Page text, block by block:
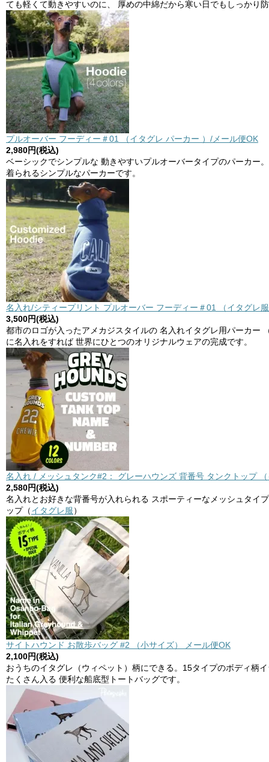
ても軽くて動きやすいのに、 厚めの中綿だから寒い日でもしっかり
プルオーバー フーディー＃01 （イタグレ パーカー ）/メール便OK
2,980円(税込)
ベーシックでシンプルな 動きやすいプルオーバータイプのパーカー
着られるシンプルなパーカーです。
名入れ/シティープリント プルオーバー フーディー＃01 （イタグレ
3,500円(税込)
都市のロゴが入ったアメカジスタイルの 名入れイタグレ用パーカー
に名入れをすれば 世界にひとつのオリジナルウェアの完成です。
名入れ / メッシュタンク#2： グレーハウンズ 背番号 タンクトップ
2,580円(税込)
名入れとお好きな背番号が入れられる スポーティーなメッシュタイ
ップ（イタグレ服）
サイトハウンド お散歩バッグ #2 （小サイズ） メール便OK
2,100円(税込)
おうちのイタグレ（ウィペット）柄にできる。15タイプのボディ柄
たくさん入る 便利な船底型トートバッグです。